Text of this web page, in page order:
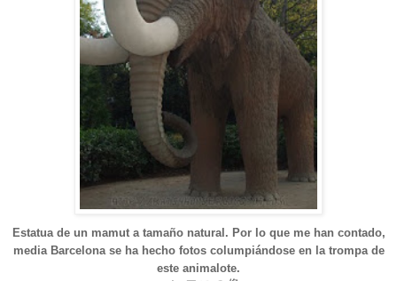
Estatua de un mamut a tamaño natural. Por lo que me han contado,
media Barcelona se ha hecho fotos columpiándose en la trompa de
este animalote.